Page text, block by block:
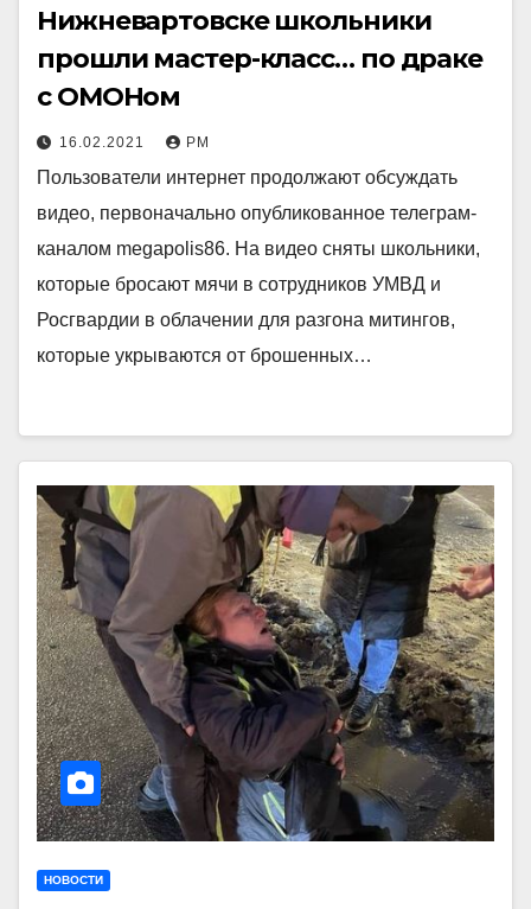
Нижневартовске школьники
прошли мастер-класс… по драке
с ОМОНом
16.02.2021 РМ
Пользователи интернет продолжают обсуждать
видео, первоначально опубликованное телеграм-
каналом megapolis86. На видео сняты школьники,
которые бросают мячи в сотрудников УМВД и
Росгвардии в облачении для разгона митингов,
которые укрываются от брошенных…
НОВОСТИ